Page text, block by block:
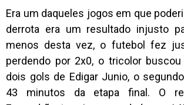
Era um daqueles jogos em que
derrota era um resultado injusto
menos desta vez, o futebol fez
perdendo por 2x0, o tricolor
dois gols de Edigar Junio, o
43 minutos da etapa final. O